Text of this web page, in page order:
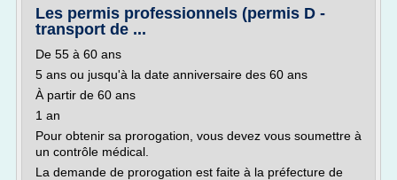
Les permis professionnels (permis D -
transport de ...
De 55 à 60 ans
5 ans ou jusqu'à la date anniversaire des 60 ans
À partir de 60 ans
1 an
Pour obtenir sa prorogation, vous devez vous soumettre à
un contrôle médical.
La demande de prorogation est faite à la préfecture de